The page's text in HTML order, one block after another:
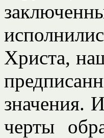
Христа,
значения.
черты